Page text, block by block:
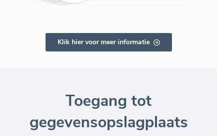
Klik hier voor meer informatie
Toegang tot
gegevensopslagplaats